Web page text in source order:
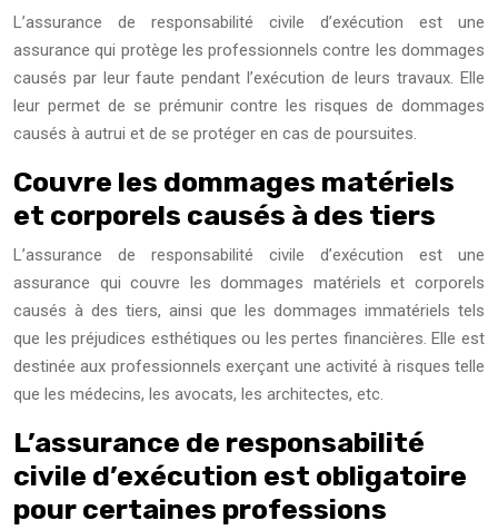
L’assurance de responsabilité civile d’exécution est une
assurance qui protège les professionnels contre les dommages
causés par leur faute pendant l’exécution de leurs travaux. Elle
leur permet de se prémunir contre les risques de dommages
causés à autrui et de se protéger en cas de poursuites.
Couvre les dommages matériels
et corporels causés à des tiers
L’assurance de responsabilité civile d’exécution est une
assurance qui couvre les dommages matériels et corporels
causés à des tiers, ainsi que les dommages immatériels tels
que les préjudices esthétiques ou les pertes financières. Elle est
destinée aux professionnels exerçant une activité à risques telle
que les médecins, les avocats, les architectes, etc.
L’assurance de responsabilité
civile d’exécution est obligatoire
pour certaines professions